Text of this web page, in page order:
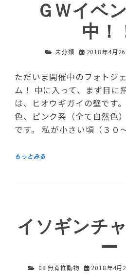
ＧＷイベ
中！
未分類 2018年4月26
ただいま開催中のフォトジ
ム！ 中に入って、まず目に
は、ヒオウギガイの壁です
色、ピンク系（全て自然色
です。 私が小さい頃（３０
イソギンチ
ー
08 無脊椎動物 2018年4月